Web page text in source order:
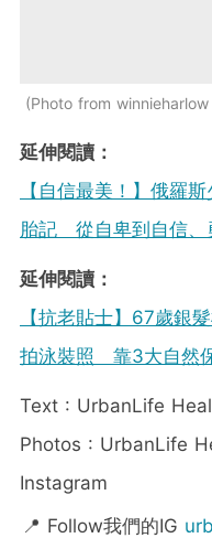
Photo from
延伸閱讀：
【自信最美！】俄羅
胎記 從自卑到自信、
延伸閱讀：
【抗老貼士】67歲銀
拍泳裝照 靠3大自然
Text : UrbanLife
Photos : UrbanLife
Instagram
📍 Follow我們的IG